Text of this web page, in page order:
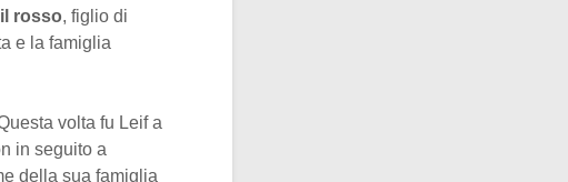
rosso, figlio di
e la famiglia
volta fu Leif a
in seguito a
della sua famiglia